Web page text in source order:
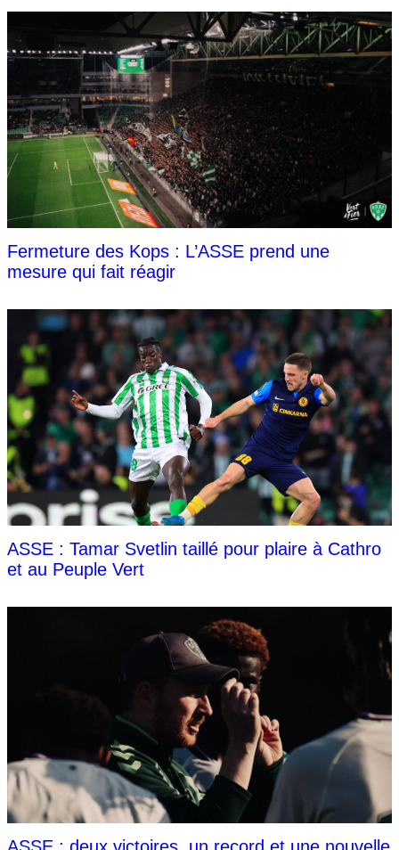
Fermeture des Kops : L’ASSE prend une
mesure qui fait réagir
ASSE : Tamar Svetlin taillé pour plaire à Cathro
et au Peuple Vert